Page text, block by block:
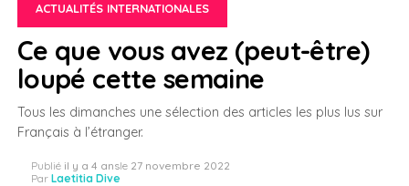
ACTUALITÉS INTERNATIONALES
Ce que vous avez (peut-être)
loupé cette semaine
Tous les dimanches une sélection des articles les plus lus sur
Français à l’étranger.
Publié il y a 4 ansle 27 novembre 2022
Par Laetitia Dive